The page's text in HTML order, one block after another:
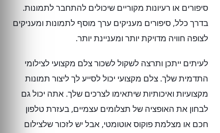
סיפורים או רעיונות מקוריים שיכולים להתחבר לתמונות.
בדרך כלל, סיפורים מעניקים ערך מוסף לתמונות ומעניקים
לצופה חוויה מדויקת יותר ומעניינת יותר.
לעיתים ייתכן ותרצה לשקול לשכור צלם מקצועי לצילומי
התדמית שלך. צלם מקצועי יכול לסייע לך ליצור תמונות
מקצועיות ואיכותיות שיתאימו לצרכים שלך. אתה יכול גם
לבחון את האופציה של תצלומים עצמיים, בעזרת טלפון
חכם או מצלמת פוקוס אוטומטי, אבל יש לזכור שלצילום